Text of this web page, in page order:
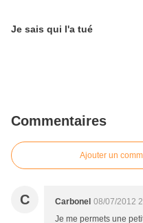
Je sais qui l'a tué
Commentaires
Ajouter un
C Carbonel 08/07/2012
Je me permets une